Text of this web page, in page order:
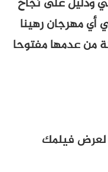
ودليل على نجاح
أي مهرجان رهينا
من عدمها مفتوحا
لعرض فيلمك